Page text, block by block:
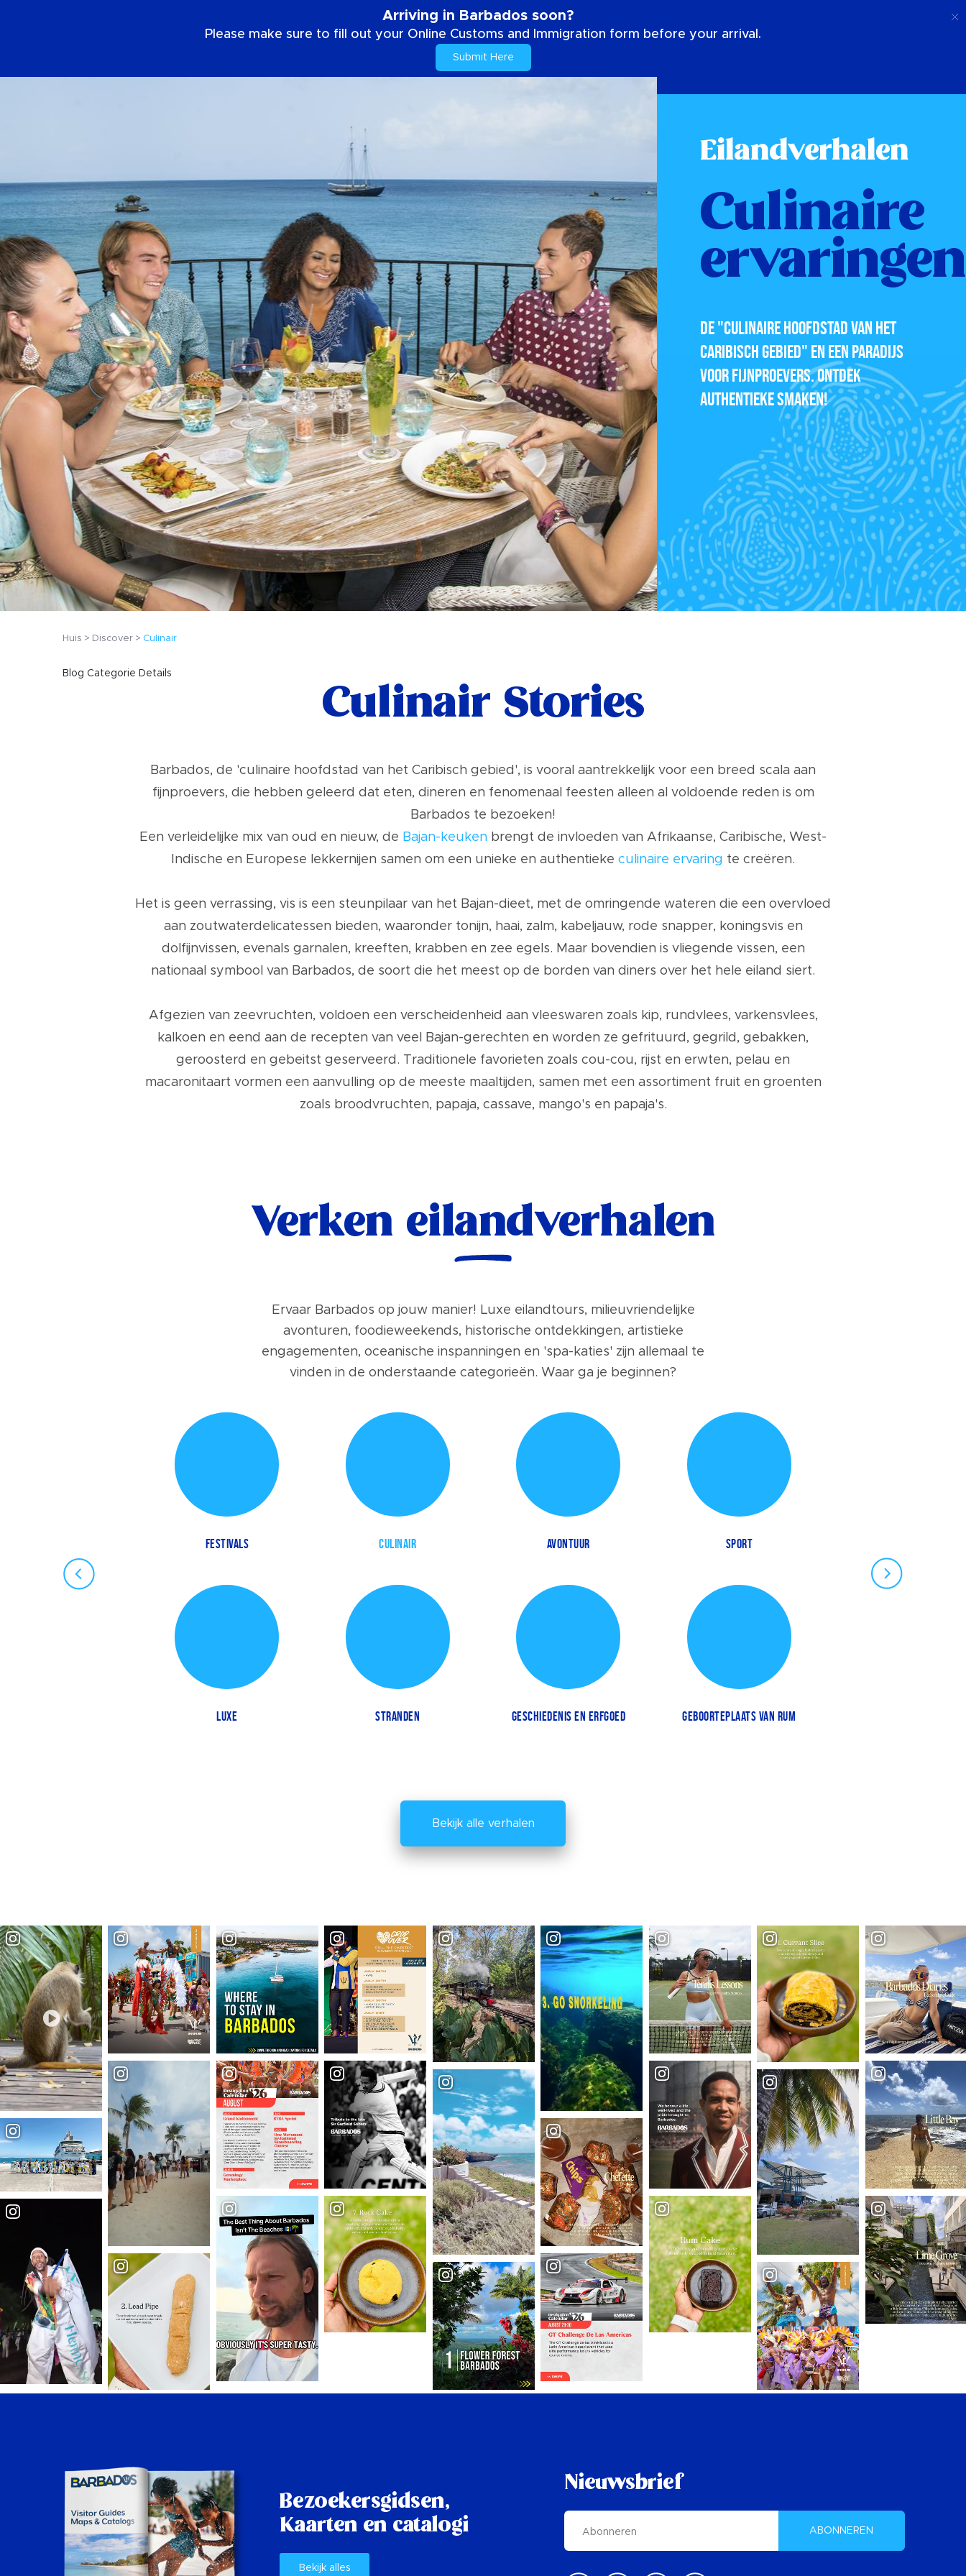
Arriving in Barbados soon?
Please make sure to fill out your Online Customs and Immigration form before your arrival.
Submit Here
Eilandverhalen
Culinaire
ervaringen
DE "CULINAIRE HOOFDSTAD VAN HET
CARIBISCH GEBIED" EN EEN PARADIJS
VOOR FIJNPROEVERS. ONTDEK
AUTHENTIEKE SMAKEN!
Huis Discover Culinair
Blog Categorie Details
Culinair Stories
Barbados, de 'culinaire hoofdstad van het Caribisch gebied', is vooral aantrekkelijk voor een breed scala aan
fijnproevers, die hebben geleerd dat eten, dineren en fenomenaal feesten alleen al voldoende reden is om
Barbados te bezoeken!
Een verleidelijke mix van oud en nieuw, de Bajan-keuken brengt de invloeden van Afrikaanse, Caribische, West-
Indische en Europese lekkernijen samen om een unieke en authentieke culinaire ervaring te creëren.
Het is geen verrassing, vis is een steunpilaar van het Bajan-dieet, met de omringende wateren die een overvloed
aan zoutwaterdelicatessen bieden, waaronder tonijn, haai, zalm, kabeljauw, rode snapper, koningsvis en
dolfijnvissen, evenals garnalen, kreeften, krabben en zee egels. Maar bovendien is vliegende vissen, een
nationaal symbool van Barbados, de soort die het meest op de borden van diners over het hele eiland siert.
Afgezien van zeevruchten, voldoen een verscheidenheid aan vleeswaren zoals kip, rundvlees, varkensvlees,
kalkoen en eend aan de recepten van veel Bajan-gerechten en worden ze gefrituurd, gegrild, gebakken,
geroosterd en gebeitst geserveerd. Traditionele favorieten zoals cou-cou, rijst en erwten, pelau en
macaronitaart vormen een aanvulling op de meeste maaltijden, samen met een assortiment fruit en groenten
zoals broodvruchten, papaja, cassave, mango's en papaja's.
Verken eilandverhalen
Ervaar Barbados op jouw manier! Luxe eilandtours, milieuvriendelijke
avonturen, foodieweekends, historische ontdekkingen, artistieke
engagementen, oceanische inspanningen en 'spa-katies' zijn allemaal te
vinden in de onderstaande categorieën. Waar ga je beginnen?
FESTIVALS
LUXE
CULINAIR
STRANDEN
AVONTUUR
GESCHIEDENIS EN ERFGOED
SPORT
GEBOORTEPLAATS VAN RUM
Bekijk alle verhalen
Bezoekersgidsen,
Kaarten en catalogi
Bekijk alles
Nieuwsbrief
ABONNEREN